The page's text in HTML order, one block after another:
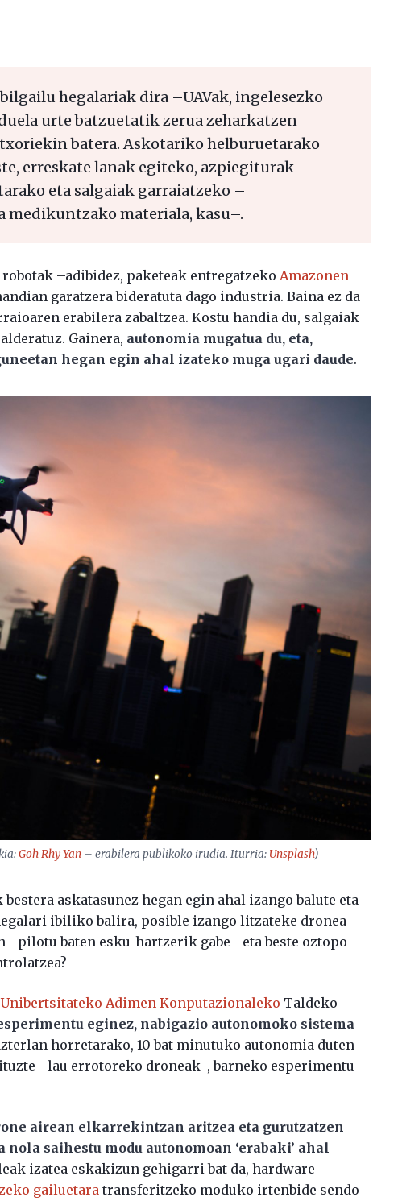
hegalariak dira –UAVak, ingelesezko
urte batzuetatik zerua zeharkatzen
batera. Askotariko helburuetarako
erreskate lanak egiteko, azpiegiturak
eta salgaiak garraiatzeko –
medikuntzako materiala, kasu–.
–adibidez, paketeak entregatzekoAmazonen
garatzera bideratuta dago industria. Baina ez da
erabilera zabaltzea. Kostu handia du, salgaiak
Gainera, autonomia mugatua du, eta,
hegan egin ahal izateko muga ugari daude.
Goh Rhy Yan– erabilera publikoko irudia. Iturria: Unsplash)
bestera askatasunez hegan egin ahal izango balute eta
ibiliko balira, posible izango litzateke dronea
–pilotu baten esku-hartzerik gabe– eta beste oztopo
Adimen Konputazionaleko Taldeko
eginez, nabigazio autonomoko sistema
horretarako, 10 bat minutuko autonomia duten
–lau errotoreko droneak–, barneko esperimentu
airean elkarrekintzan aritzea eta gurutzatzen
saihestu modu autonomoan ‘erabaki’ ahal
izatea eskakizun gehigarri bat da, hardware
gailuetara transferitzeko moduko irtenbide sendo